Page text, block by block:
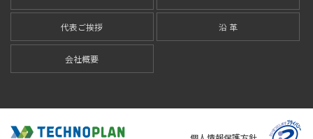
代表ご挨拶 沿 革
会社概要